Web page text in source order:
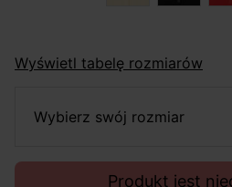
Wyświetl tabelę rozmiarów
wybierz swój rozmiar
Produkt jest